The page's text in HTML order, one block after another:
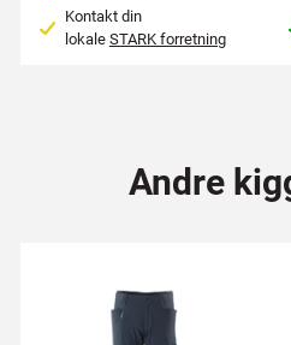
Kontakt din
lokale STARK forretning
Andre